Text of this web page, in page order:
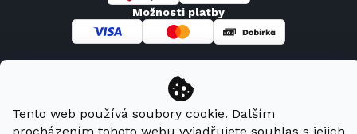
Tento web používá soubory cookie. Dalším
Možnosti platby
Rohnson. Všechna práva vyhrazena.